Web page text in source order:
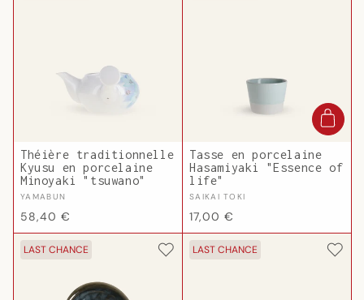
Théière traditionnelle
Kyusu en porcelaine
Minoyaki "tsuwano"
Fournisseur :
YAMABUN
Prix
habituel
58,40 €
Tasse en porcelaine
Hasamiyaki "Essence of
life"
Fournisseur :
SAIKAI TOKI
Prix
habituel
17,00 €
LAST CHANCE LAST CHANCE